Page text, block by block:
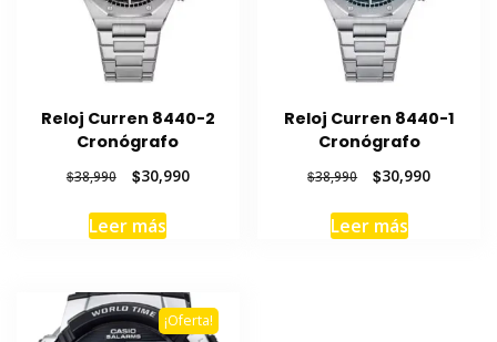
Reloj Curren 8440-2
Cronógrafo
$38,990
original
era:
$30,990El
Leer más
Reloj Curren 8440-1
Cronógrafo
$38,990
El
original
era:
$30,990El
Leer más
¡Oferta!